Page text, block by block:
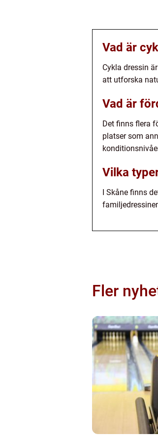
Vad är
Cykla dressin
att utforska
Vad är
Det finns flera
platser som
Vilka
I Skåne finns
Fler